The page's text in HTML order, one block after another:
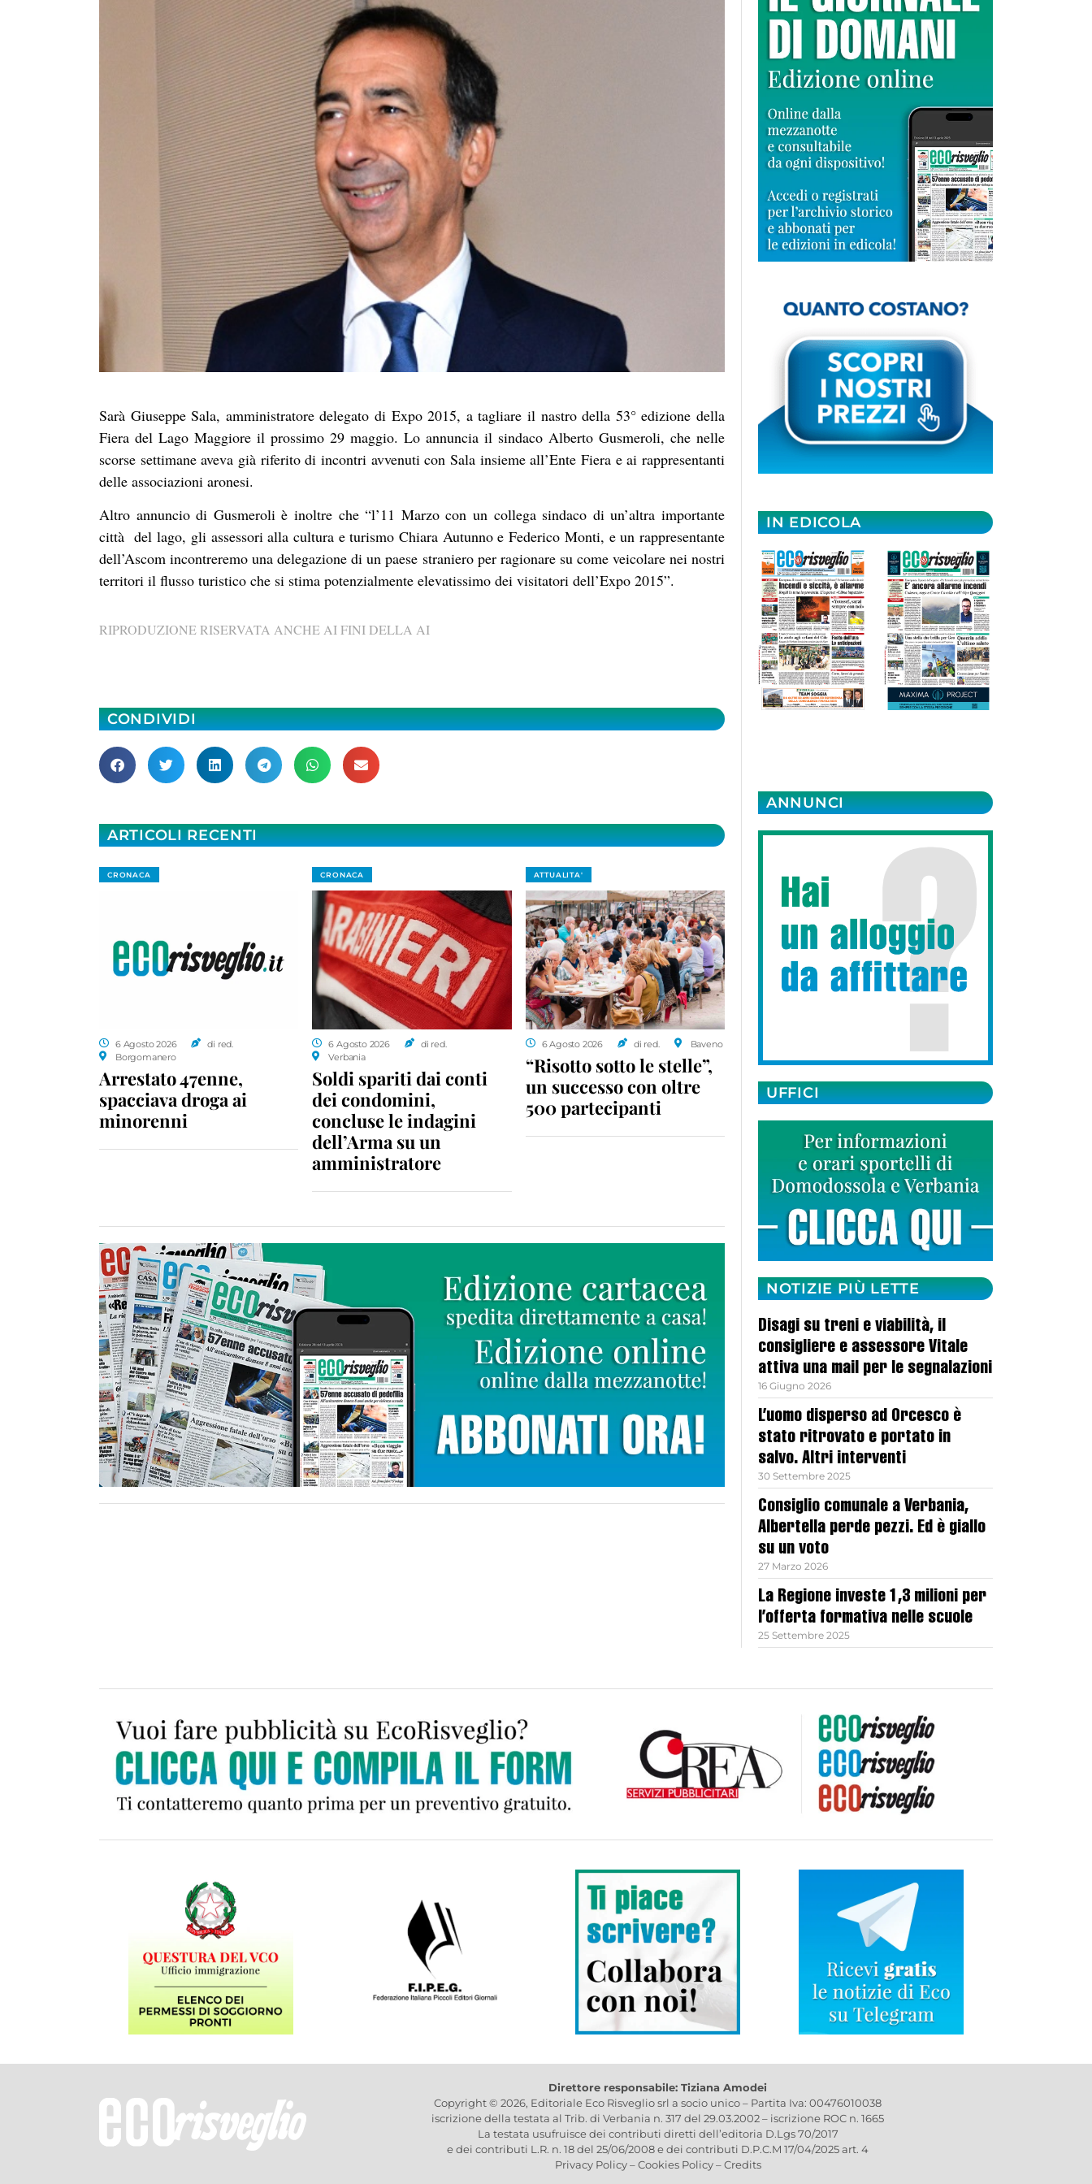
Sarà Giuseppe Sala, amministratore delegato di Expo 2015, a tagliare il nastro della 53° edizione della
Fiera del Lago Maggiore il prossimo 29 maggio. Lo annuncia il sindaco Alberto Gusmeroli, che nelle
scorse settimane aveva già riferito di incontri avvenuti con Sala insieme all’Ente Fiera e ai rappresentanti
delle associazioni aronesi.
Altro annuncio di Gusmeroli è inoltre che “l’11 Marzo con un collega sindaco di un’altra importante
città del lago, gli assessori alla cultura e turismo Chiara Autunno e Federico Monti, e un rappresentante
dell’Ascom incontreremo una delegazione di un paese straniero per ragionare su come veicolare nei nostri
territori il flusso turistico che si stima potenzialmente elevatissimo dei visitatori dell’Expo 2015”.
RIPRODUZIONE RISERVATA ANCHE AI FINI DELLA AI
CONDIVIDI
ARTICOLI RECENTI
CRONACA
6 Agosto 2026
di red.
Borgomanero
Arrestato 47enne,
spacciava droga ai
minorenni
CRONACA
6 Agosto 2026
di red.
Verbania
Soldi spariti dai conti
dei condomini,
concluse le indagini
dell’Arma su un
amministratore
ATTUALITA'
6 Agosto 2026 di red. Baveno
“Risotto sotto le stelle”,
un successo con oltre
500 partecipanti
IN EDICOLA
ANNUNCI
UFFICI
NOTIZIE PIÙ LETTE
Disagi su treni e viabilità, il
consigliere e assessore Vitale
attiva una mail per le segnalazioni
16 Giugno 2026
L’uomo disperso ad Orcesco è
stato ritrovato e portato in
salvo. Altri interventi
30 Settembre 2025
Consiglio comunale a Verbania,
Albertella perde pezzi. Ed è giallo
su un voto
27 Marzo 2026
La Regione investe 1,3 milioni per
l’offerta formativa nelle scuole
25 Settembre 2025
Direttore responsabile: Tiziana Amodei
Copyright © 2026, Editoriale Eco Risveglio srl a socio unico – Partita Iva: 00476010038
iscrizione della testata al Trib. di Verbania n. 317 del 29.03.2002 – iscrizione ROC n. 1665
La testata usufruisce dei contributi diretti dell’editoria D.Lgs 70/2017
e dei contributi L.R. n. 18 del 25/06/2008 e dei contributi D.P.C.M 17/04/2025 art. 4
Privacy Policy–Cookies Policy–Credits